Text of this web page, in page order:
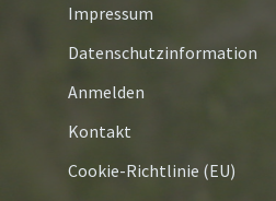
Impressum
Datenschutzinformation
Anmelden
Kontakt
Cookie-Richtlinie (EU)